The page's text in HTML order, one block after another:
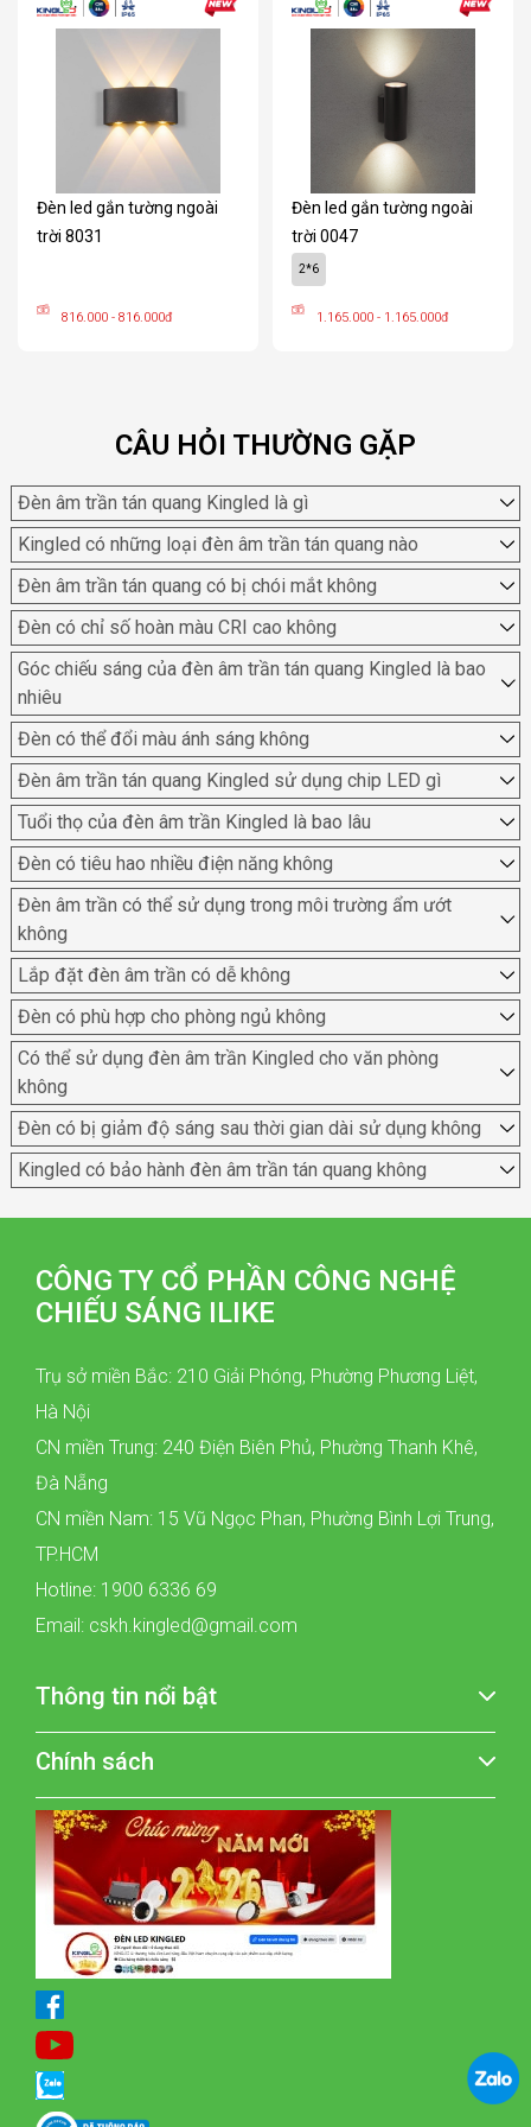
Đèn led gắn tường ngoài
trời 8031
816.000 - 816.000đ
Đèn led gắn tường ngoài
trời 0047
2*6
1.165.000 - 1.165.000đ
CÂU HỎI THƯỜNG GẶP
Đèn âm trần tán quang Kingled là gì
Kingled có những loại đèn âm trần tán quang nào
Đèn âm trần tán quang có bị chói mắt không
Đèn có chỉ số hoàn màu CRI cao không
Góc chiếu sáng của đèn âm trần tán quang Kingled là bao
nhiêu
Đèn có thể đổi màu ánh sáng không
Đèn âm trần tán quang Kingled sử dụng chip LED gì
Tuổi thọ của đèn âm trần Kingled là bao lâu
Đèn có tiêu hao nhiều điện năng không
Đèn âm trần có thể sử dụng trong môi trường ẩm ướt
không
Lắp đặt đèn âm trần có dễ không
Đèn có phù hợp cho phòng ngủ không
Có thể sử dụng đèn âm trần Kingled cho văn phòng
không
Đèn có bị giảm độ sáng sau thời gian dài sử dụng không
Kingled có bảo hành đèn âm trần tán quang không
CÔNG TY CỔ PHẦN CÔNG NGHỆ
CHIẾU SÁNG ILIKE
Trụ sở miền Bắc: 210 Giải Phóng, Phường Phương Liệt,
Hà Nội
CN miền Trung: 240 Điện Biên Phủ, Phường Thanh Khê,
Đà Nẵng
CN miền Nam: 15 Vũ Ngọc Phan, Phường Bình Lợi Trung,
TP.HCM
Hotline: 1900 6336 69
Email: cskh.kingled@gmail.com
Thông tin nổi bật
Chính sách